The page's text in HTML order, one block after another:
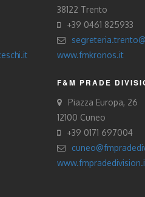
38122 Trento
+39 0461 825933
www.fmkronos.it
F&M PRADE
Piazza Europa, 26
12100 Cuneo
+39 0171 697004